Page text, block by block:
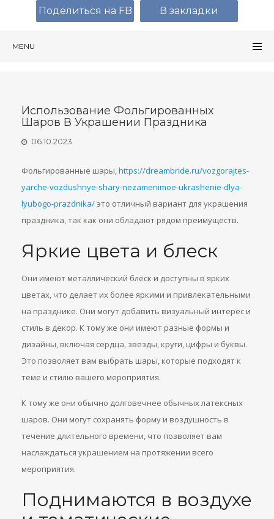
MENU
Использование Фольгированных
Шаров В Украшении Праздника
06.10.2023
Фольгированные шары,https://dreambride.ru/vozgorajtes-
yarche-vozdushnye-shary-nezamenimoe-ukrashenie-dlya-
lyubogo-prazdnika/ это отличный вариант для украшения
праздника, так как они обладают рядом преимуществ.
Яркие цвета и блеск
Они имеют металлический блеск и доступны в ярких
цветах, что делает их более яркими и привлекательными
на празднике. Они могут добавить визуальный интерес и
стиль в декор. К тому же они имеют разные формы и
дизайны, включая сердца, звезды, круги, цифры и буквы.
Это позволяет вам выбрать шары, которые подходят к
теме и стилю вашего мероприятия.
К тому же они обычно долговечнее обычных латексных
шаров. Они могут сохранять форму и воздушность в
течение длительного времени, что позволяет вам
наслаждаться украшением на протяжении всего
мероприятия.
Поднимаются в воздухе
Поделиться на FB В закладки